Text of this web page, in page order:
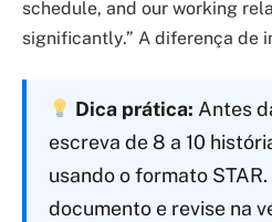
schedule, and our working
significantly.” A diferença de
Dica prática: Antes
escreva de 8 a 10
usando o formato
documento e revise na